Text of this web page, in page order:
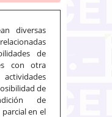
diversas
de
con otra
de
de
en el